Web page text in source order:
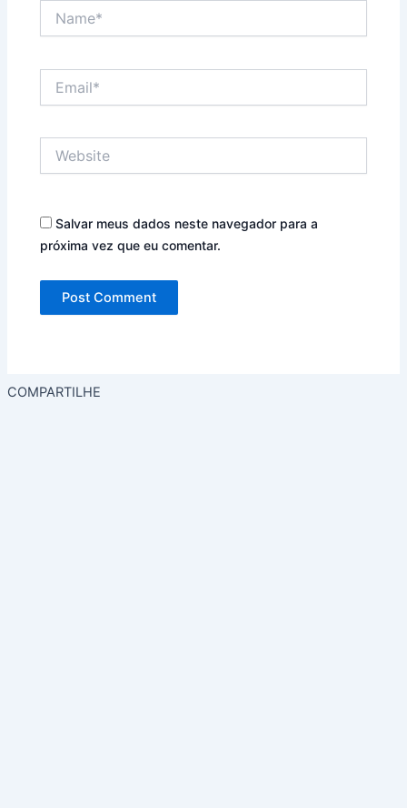
Salvar meus dados neste navegador para a
próxima vez que eu comentar.
COMPARTILHE